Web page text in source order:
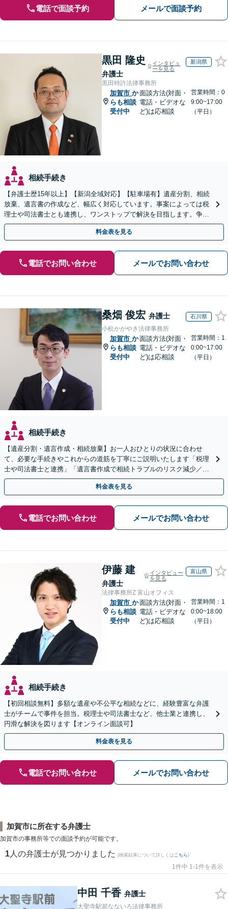
電話で面談予約 メールで面談予約
黒田 隆史
弁護士
インタビュ
ーを見る
新潟県
黒田特許法律事務所
加賀市 か
らも相談
受付中
面談方法(対面・
電話・ビデオな
ど)は応相談
営業時間：0
9:00~17:00
（平日）
相続手続き
【弁護士歴15年以上】【新潟全域対応】【駐車場有】遺産分割、相続
放棄、遺言書の作成など、幅広く対応しています。事案によっては税
理士や司法書士とも連携し、ワンストップで解決を目指します。争い
を防ぐためにもぜひご相談ください。【分割払い可】
料金表を見る
電話でお問い合わせ メールでお問い合わせ
桑畑 俊宏 弁護士 石川県
小松かがやき法律事務所
加賀市 か
らも相談
受付中
面談方法(対面・
電話・ビデオな
ど)は応相談
営業時間：1
0:00~17:00
（平日）
相続手続き
【遺産分割・遺言作成・相続放棄】お一人おひとりの状況に合わせ
て、必要な手続きやこれからの道筋を丁寧にご説明いたします「税理
士や司法書士と連携」「遺言書作成で相続トラブルのリスク減少／形
式や内容について丁寧にアドバイス」
料金表を見る
電話でお問い合わせ メールでお問い合わせ
伊藤 建
弁護士
インタビュー
を見る
富山県
法律事務所Z 富山オフィス
加賀市 か
らも相談
受付中
面談方法(対面・
電話・ビデオな
ど)は応相談
営業時間：1
0:00~18:00
（平日）
相続手続き
【初回相談無料】多額な遺産や不公平な相続などに、経験豊富な弁護
士がチームで事件を担当。税理士や司法書士など、他士業と連携し、
円滑な解決を図ります【オンライン面談可】
料金表を見る
電話でお問い合わせ メールでお問い合わせ
加賀市に所在する弁護士
加賀市の事務所等での面談予約が可能です。
1 人の弁護士が見つかりました (検索結果について詳しくは こちら)
1件中 1-1件を表示
中田 千香 弁護士
大聖寺駅前なないろ法律事務所